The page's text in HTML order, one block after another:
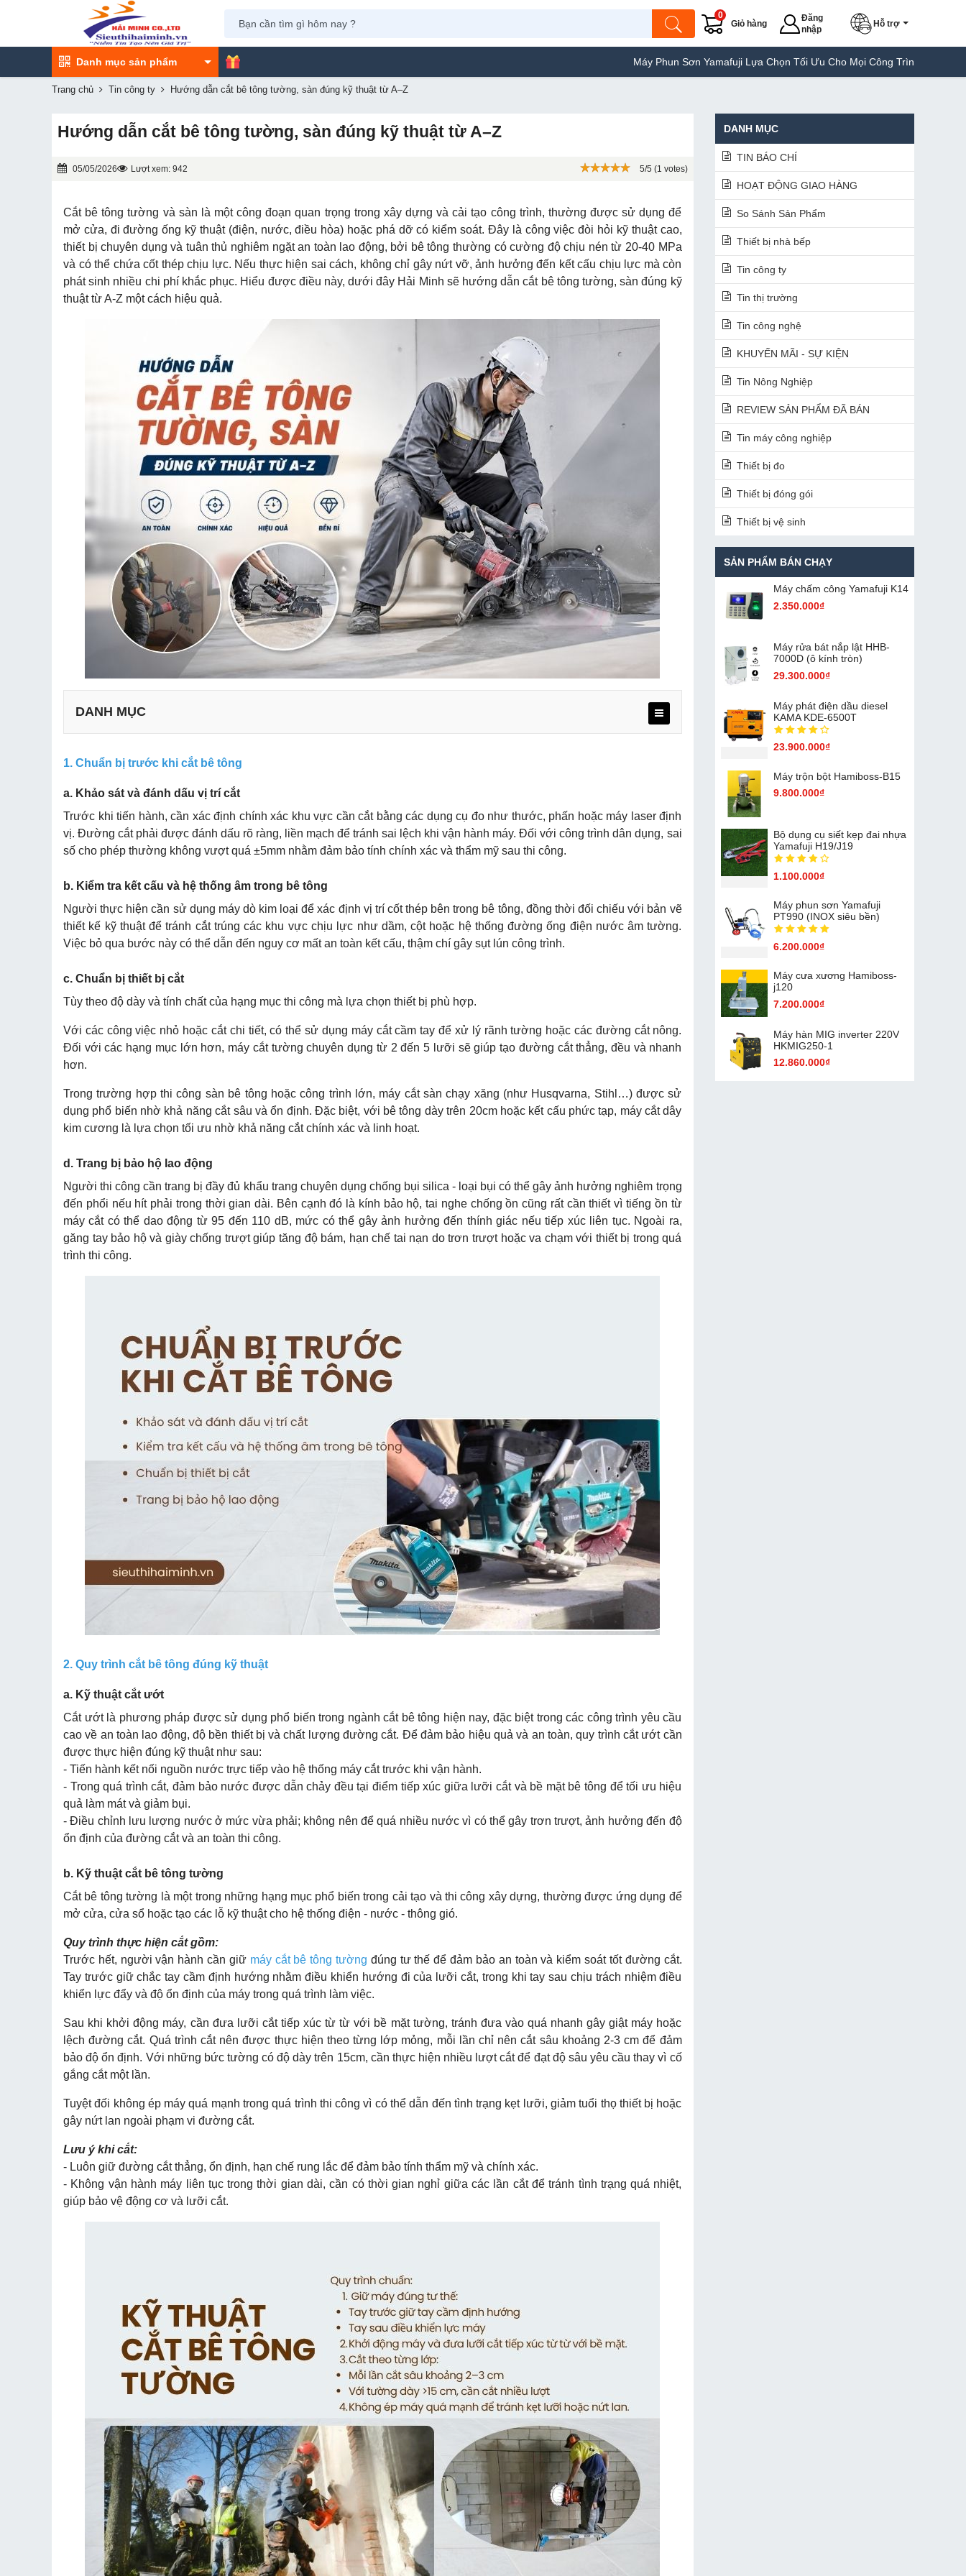
Giỏ hàng
0
Đăng
nhập
Hỗ trợ
Danh mục sản phẩm Máy Phun Sơn Yamafuji Lựa Chọn Tối Ưu Cho Mọi Công Trình Máy Hàn Túi
Trang chủ Tin công ty Hướng dẫn cắt bê tông tường, sàn đúng kỹ thuật từ A–Z
Hướng dẫn cắt bê tông tường, sàn đúng kỹ thuật từ A–Z
05/05/2026 Lượt xem: 942 5/5 (1 votes)
Cắt bê tông tường và sàn là một công đoạn quan trọng trong xây dựng và cải tạo công trình, thường được sử dụng để
mở cửa, đi đường ống kỹ thuật (điện, nước, điều hòa) hoặc phá dỡ có kiểm soát. Đây là công việc đòi hỏi kỹ thuật cao,
thiết bị chuyên dụng và tuân thủ nghiêm ngặt an toàn lao động, bởi bê tông thường có cường độ chịu nén từ 20-40 MPa
và có thể chứa cốt thép chịu lực. Nếu thực hiện sai cách, không chỉ gây nứt vỡ, ảnh hưởng đến kết cấu chịu lực mà còn
phát sinh nhiều chi phí khắc phục. Hiểu được điều này, dưới đây Hải Minh sẽ hướng dẫn cắt bê tông tường, sàn đúng kỹ
thuật từ A-Z một cách hiệu quả.
DANH MỤC
b. Kiểm tra kết cấu và hệ thống âm trong bê tông
c. Chuẩn bị thiết bị cắt
a. Kỹ thuật cắt ướt
b. Kỹ thuật cắt bê tông tường
c. Kỹ thuật cắt bê tông sàn
Cắt bê tông có ảnh hưởng kết cấu không?
Có cần xin phép khi cắt tường/sàn không?
1. Chuẩn bị trước khi cắt bê tông
a. Khảo sát và đánh dấu vị trí cắt
Trước khi tiến hành, cần xác định chính xác khu vực cần cắt bằng các dụng cụ đo như thước, phấn hoặc máy laser định
vị. Đường cắt phải được đánh dấu rõ ràng, liền mạch để tránh sai lệch khi vận hành máy. Đối với công trình dân dụng, sai
số cho phép thường không vượt quá ±5mm nhằm đảm bảo tính chính xác và thẩm mỹ sau thi công.
b. Kiểm tra kết cấu và hệ thống âm trong bê tông
Người thực hiện cần sử dụng máy dò kim loại để xác định vị trí cốt thép bên trong bê tông, đồng thời đối chiếu với bản vẽ
thiết kế kỹ thuật để tránh cắt trúng các khu vực chịu lực như dầm, cột hoặc hệ thống đường ống điện nước âm tường.
Việc bỏ qua bước này có thể dẫn đến nguy cơ mất an toàn kết cấu, thậm chí gây sụt lún công trình.
c. Chuẩn bị thiết bị cắt
Tùy theo độ dày và tính chất của hạng mục thi công mà lựa chọn thiết bị phù hợp.
Với các công việc nhỏ hoặc cắt chi tiết, có thể sử dụng máy cắt cầm tay để xử lý rãnh tường hoặc các đường cắt nông.
Đối với các hạng mục lớn hơn, máy cắt tường chuyên dụng từ 2 đến 5 lưỡi sẽ giúp tạo đường cắt thẳng, đều và nhanh
hơn.
Trong trường hợp thi công sàn bê tông hoặc công trình lớn, máy cắt sàn chạy xăng (như Husqvarna, Stihl…) được sử
dụng phổ biến nhờ khả năng cắt sâu và ổn định. Đặc biệt, với bê tông dày trên 20cm hoặc kết cấu phức tạp, máy cắt dây
kim cương là lựa chọn tối ưu nhờ khả năng cắt chính xác và linh hoạt.
d. Trang bị bảo hộ lao động
Người thi công cần trang bị đầy đủ khẩu trang chuyên dụng chống bụi silica - loại bụi có thể gây ảnh hưởng nghiêm trọng
đến phổi nếu hít phải trong thời gian dài. Bên cạnh đó là kính bảo hộ, tai nghe chống ồn cũng rất cần thiết vì tiếng ồn từ
máy cắt có thể dao động từ 95 đến 110 dB, mức có thể gây ảnh hưởng đến thính giác nếu tiếp xúc liên tục. Ngoài ra,
găng tay bảo hộ và giày chống trượt giúp tăng độ bám, hạn chế tai nạn do trơn trượt hoặc va chạm với thiết bị trong quá
trình thi công.
2. Quy trình cắt bê tông đúng kỹ thuật
a. Kỹ thuật cắt ướt
Cắt ướt là phương pháp được sử dụng phổ biến trong ngành cắt bê tông hiện nay, đặc biệt trong các công trình yêu cầu
cao về an toàn lao động, độ bền thiết bị và chất lượng đường cắt. Để đảm bảo hiệu quả và an toàn, quy trình cắt ướt cần
được thực hiện đúng kỹ thuật như sau:
- Tiến hành kết nối nguồn nước trực tiếp vào hệ thống máy cắt trước khi vận hành.
- Trong quá trình cắt, đảm bảo nước được dẫn chảy đều tại điểm tiếp xúc giữa lưỡi cắt và bề mặt bê tông để tối ưu hiệu
quả làm mát và giảm bụi.
- Điều chỉnh lưu lượng nước ở mức vừa phải; không nên để quá nhiều nước vì có thể gây trơn trượt, ảnh hưởng đến độ
ổn định của đường cắt và an toàn thi công.
b. Kỹ thuật cắt bê tông tường
Cắt bê tông tường là một trong những hạng mục phổ biến trong cải tạo và thi công xây dựng, thường được ứng dụng để
mở cửa, cửa sổ hoặc tạo các lỗ kỹ thuật cho hệ thống điện - nước - thông gió.
Quy trình thực hiện cắt gồm:
Trước hết, người vận hành cần giữ máy cắt bê tông tường đúng tư thế để đảm bảo an toàn và kiểm soát tốt đường cắt.
Tay trước giữ chắc tay cầm định hướng nhằm điều khiển hướng đi của lưỡi cắt, trong khi tay sau chịu trách nhiệm điều
khiển lực đẩy và độ ổn định của máy trong quá trình làm việc.
Sau khi khởi động máy, cần đưa lưỡi cắt tiếp xúc từ từ với bề mặt tường, tránh đưa vào quá nhanh gây giật máy hoặc
lệch đường cắt. Quá trình cắt nên được thực hiện theo từng lớp mỏng, mỗi lần chỉ nên cắt sâu khoảng 2-3 cm để đảm
bảo độ ổn định. Với những bức tường có độ dày trên 15cm, cần thực hiện nhiều lượt cắt để đạt độ sâu yêu cầu thay vì cố
gắng cắt một lần.
Tuyệt đối không ép máy quá mạnh trong quá trình thi công vì có thể dẫn đến tình trạng kẹt lưỡi, giảm tuổi thọ thiết bị hoặc
gây nứt lan ngoài phạm vi đường cắt.
Lưu ý khi cắt:
- Luôn giữ đường cắt thẳng, ổn định, hạn chế rung lắc để đảm bảo tính thẩm mỹ và chính xác.
- Không vận hành máy liên tục trong thời gian dài, cần có thời gian nghỉ giữa các lần cắt để tránh tình trạng quá nhiệt,
giúp bảo vệ động cơ và lưỡi cắt.
DANH MỤC
TIN BÁO CHÍ
HOẠT ĐỘNG GIAO HÀNG
So Sánh Sản Phẩm
Thiết bị nhà bếp
Tin công ty
Tin thị trường
Tin công nghệ
KHUYẾN MÃI - SỰ KIỆN
Tin Nông Nghiệp
REVIEW SẢN PHẨM ĐÃ BÁN
Tin máy công nghiệp
Thiết bị đo
Thiết bị đóng gói
Thiết bị vệ sinh
SẢN PHẨM BÁN CHẠY
Máy chấm cô​ng Yamafuji K14
2.350.000₫
Máy rửa bát nắp lật HHB-
7000D (ô kính tròn)
29.300.000₫
Máy phát điện dầu diesel
KAMA KDE-6500T
23.900.000₫
Máy trộn bột Hamiboss-B15
9.800.000₫
Bộ dụng cụ siết kẹp đai nhựa
Yamafuji H19/J19
1.100.000₫
Máy phun sơn Yamafuji
PT990 (INOX siêu bền)
6.200.000₫
Máy cưa xương Hamiboss-
j120
7.200.000₫
Máy hàn MIG inverter 220V
HKMIG250-1
12.860.000₫